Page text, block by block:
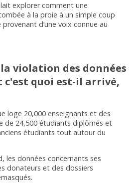
explorer comment une
à la proie à un simple coup
d’une voix connue au
violation des données
c'est quoi est-il arrivé,
loge 20,000 enseignants et des
de 24,500 étudiants diplômés et
étudiants tout autour du
les données concernants ses
donateurs et des dossiers